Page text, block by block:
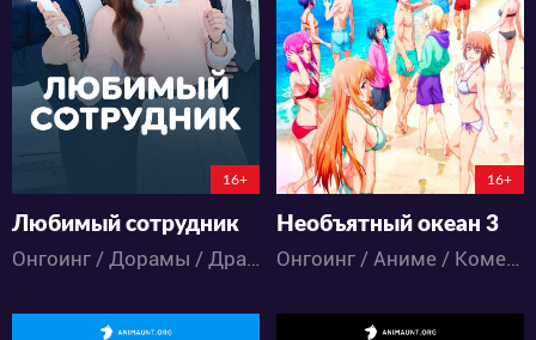
4
16+
Любимый сотрудник
Онгоинг / Дорамы / Драма / Комедия / Романтика
27 17
2:21:36:31
16+
Необъятный океан 3
Онгоинг / Аниме / Комедия